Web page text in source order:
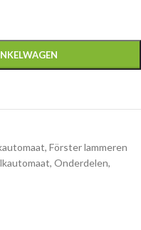
, Förster lammeren
, Onderdelen,